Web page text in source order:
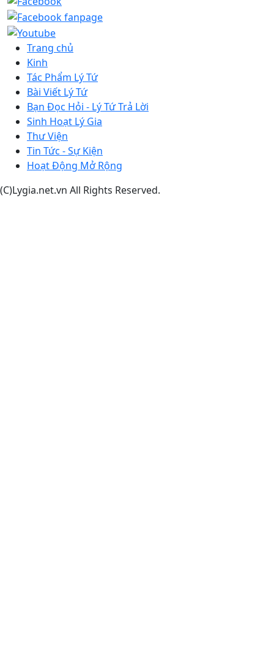
Trang chủ
Kinh
Tác Phẩm Lý Tứ
Bài Viết Lý Tứ
Bạn Đọc Hỏi - Lý Tứ Trả Lời
Sinh Hoạt Lý Gia
Thư Viện
Tin Tức - Sự Kiện
Hoạt Động Mở Rộng
(C)Lygia.net.vn All Rights Reserved.